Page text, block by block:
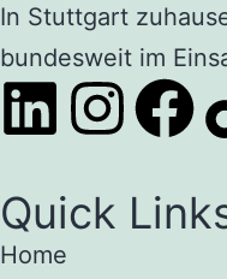
In Stuttgart
bundesweit im
Quick
Home